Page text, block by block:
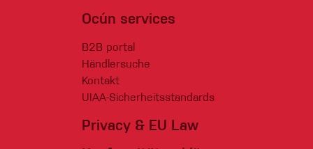
Ocún services
B2B portal
Händlersuche
Kontakt
UIAA-Sicherheitsstandards
Privacy & EU Law